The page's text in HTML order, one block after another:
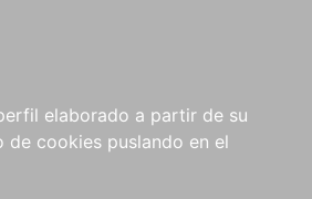
elaborado a partir de su
cookies puslando en el
COMPRAS
INSTITUCIONALES